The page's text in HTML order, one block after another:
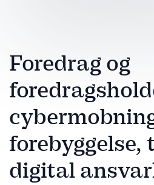
Foredrag og
forebyggelse,
digital